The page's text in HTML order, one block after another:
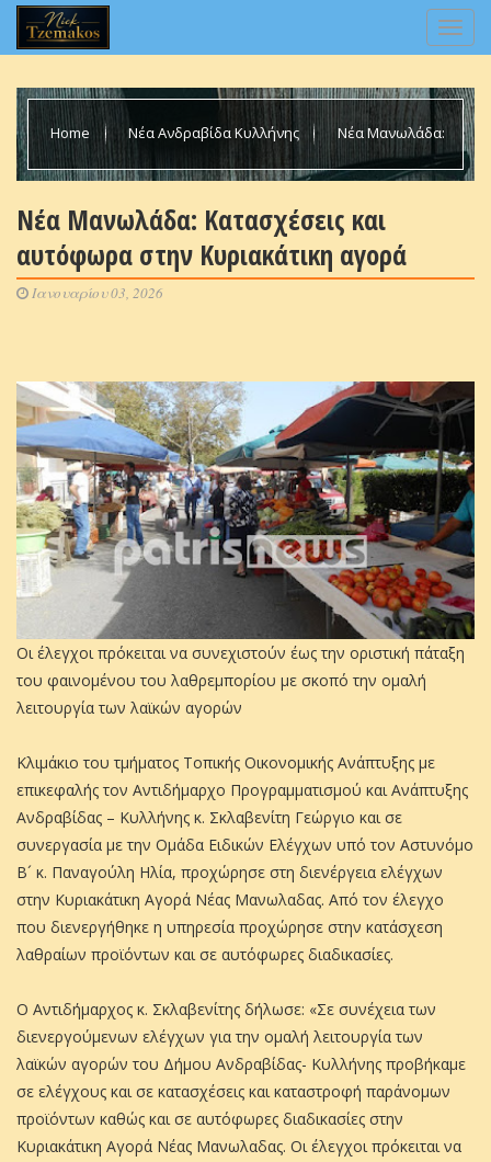
Home Νέα Ανδραβίδα Κυλλήνης Νέα Μανωλάδα:
Νέα Μανωλάδα: Κατασχέσεις και
αυτόφωρα στην Κυριακάτικη αγορά
Ιανουαρίου 03, 2026
Οι έλεγχοι πρόκειται να συνεχιστούν έως την οριστική πάταξη
του φαινομένου του λαθρεμπορίου με σκοπό την ομαλή
λειτουργία των λαϊκών αγορών
Κλιμάκιο του τμήματος Τοπικής Οικονομικής Ανάπτυξης με
επικεφαλής τον Αντιδήμαρχο Προγραμματισμού και Ανάπτυξης
Ανδραβίδας – Κυλλήνης κ. Σκλαβενίτη Γεώργιο και σε
συνεργασία με την Ομάδα Ειδικών Ελέγχων υπό τον Αστυνόμο
Β´ κ. Παναγούλη Ηλία, προχώρησε στη διενέργεια ελέγχων
στην Κυριακάτικη Αγορά Νέας Μανωλαδας. Από τον έλεγχο
που διενεργήθηκε η υπηρεσία προχώρησε στην κατάσχεση
λαθραίων προϊόντων και σε αυτόφωρες διαδικασίες.
Ο Αντιδήμαρχος κ. Σκλαβενίτης δήλωσε: «Σε συνέχεια των
διενεργούμενων ελέγχων για την ομαλή λειτουργία των
λαϊκών αγορών του Δήμου Ανδραβίδας- Κυλλήνης προβήκαμε
σε ελέγχους και σε κατασχέσεις και καταστροφή παράνομων
προϊόντων καθώς και σε αυτόφωρες διαδικασίες στην
Κυριακάτικη Αγορά Νέας Μανωλαδας. Οι έλεγχοι πρόκειται να